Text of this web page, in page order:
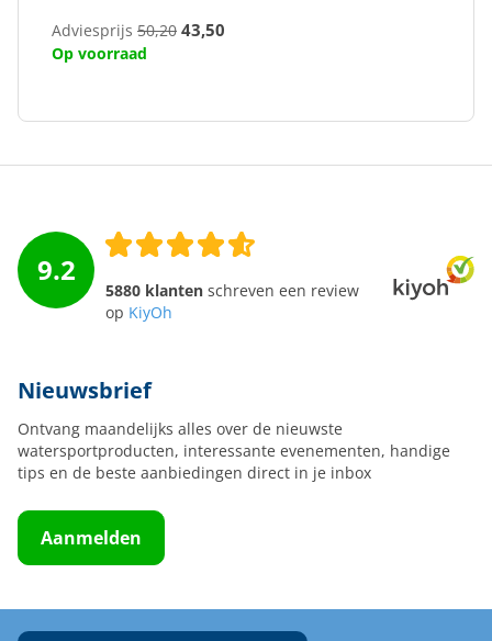
Adviesprijs 50,20 43,50
Op voorraad
9.2
5880 klanten schreven een review
op KiyOh
Nieuwsbrief
Ontvang maandelijks alles over de nieuwste
watersportproducten, interessante evenementen, handige
tips en de beste aanbiedingen direct in je inbox
Aanmelden